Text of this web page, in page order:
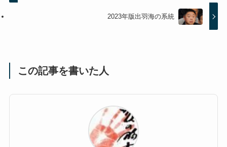
2023年版出羽海の系統
この記事を書いた人